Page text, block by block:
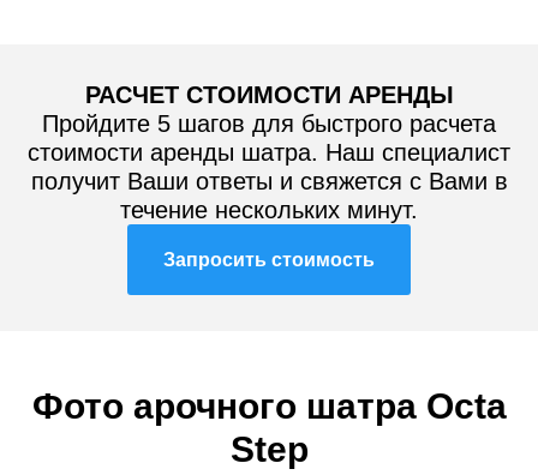
РАСЧЕТ СТОИМОСТИ АРЕНДЫ
Пройдите 5 шагов для быстрого расчета
стоимости аренды шатра. Наш специалист
получит Ваши ответы и свяжется с Вами в
течение нескольких минут.
Запросить стоимость
Фото арочного шатра Octa
Step